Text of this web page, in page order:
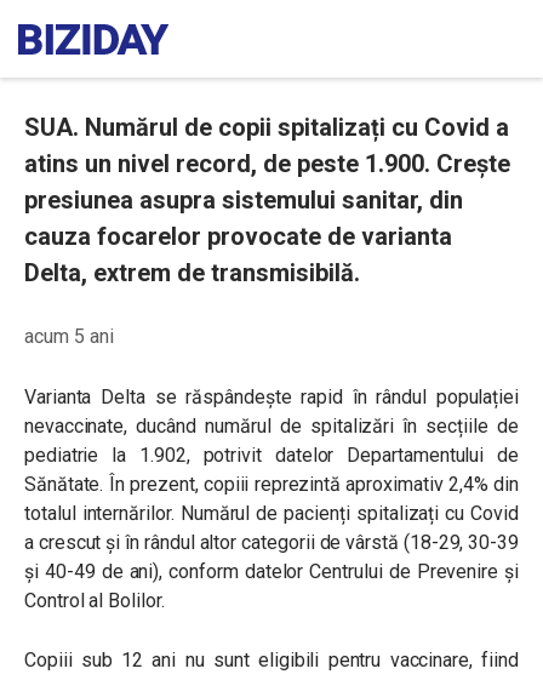
SUA. Numărul de copii spitalizați cu Covid a
atins un nivel record, de peste 1.900. Crește
presiunea asupra sistemului sanitar, din
cauza focarelor provocate de varianta
Delta, extrem de transmisibilă.
acum 5 ani
Varianta Delta se răspândește rapid în rândul populației
nevaccinate, ducând numărul de spitalizări în secțiile de
pediatrie la 1.902, potrivit datelor Departamentului de
Sănătate. În prezent, copiii reprezintă aproximativ 2,4% din
totalul internărilor. Numărul de pacienți spitalizați cu Covid
a crescut și în rândul altor categorii de vârstă (18-29, 30-39
și 40-49 de ani), conform datelor Centrului de Prevenire și
Control al Bolilor.
Copiii sub 12 ani nu sunt eligibili pentru vaccinare, fiind